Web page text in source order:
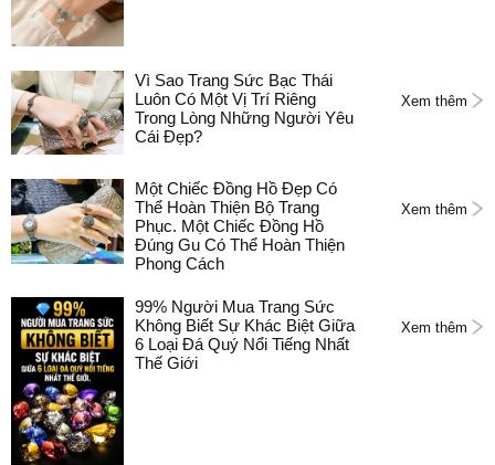
Vì Sao Trang Sức Bạc Thái
Luôn Có Một Vị Trí Riêng
Trong Lòng Những Người Yêu
Cái Đẹp?
Xem thêm
Một Chiếc Đồng Hồ Đẹp Có
Thể Hoàn Thiện Bộ Trang
Phục. Một Chiếc Đồng Hồ
Đúng Gu Có Thể Hoàn Thiện
Phong Cách
Xem thêm
99% Người Mua Trang Sức
Không Biết Sự Khác Biệt Giữa
6 Loại Đá Quý Nổi Tiếng Nhất
Thế Giới
Xem thêm